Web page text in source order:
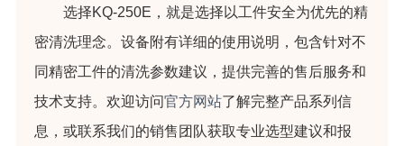
选择KQ-250E，就是选择以工件安全为优先的精
密清洗理念。设备附有详细的使用说明，包含针对不
同精密工件的清洗参数建议，提供完善的售后服务和
技术支持。欢迎访问官方网站了解完整产品系列信
息，或联系我们的销售团队获取专业选型建议和报